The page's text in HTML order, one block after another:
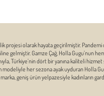
projesi olarak hayata geçirilmiştir.
gelmiştir. Gamze Çağ, Holla Gugu’nun
Türkiye’nin dört bir yanına kaliteli
her sezona ayak uyduran Holla
geniş ürün yelpazesiyle kadınların